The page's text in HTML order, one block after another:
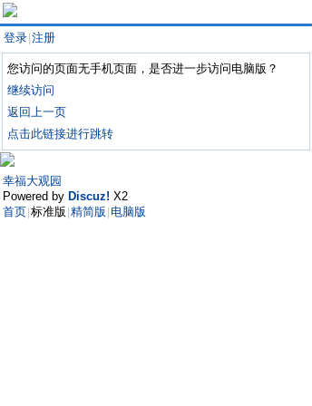
登录 注册
您访问的页面无手机页面，是否进一步访问电脑版？
继续访问
返回上一页
点击此链接进行跳转
幸福大观园
Powered by Discuz! X2
首页 标准版 精简版 电脑版